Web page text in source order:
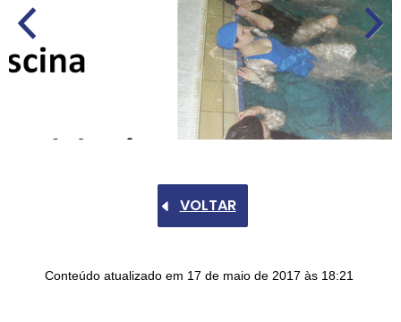
Anteri
Próxim
o
VOLTAR
Conteúdo atualizado em 17 de maio de 2017 às 18:21